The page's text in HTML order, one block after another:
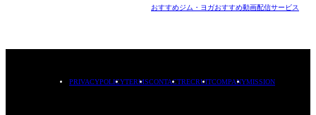
おすすめジム・ヨガおすすめ動画配信サービス
PRIVACYPOLICYTERMSCONTACTRECRUITCOMPANYMISSION